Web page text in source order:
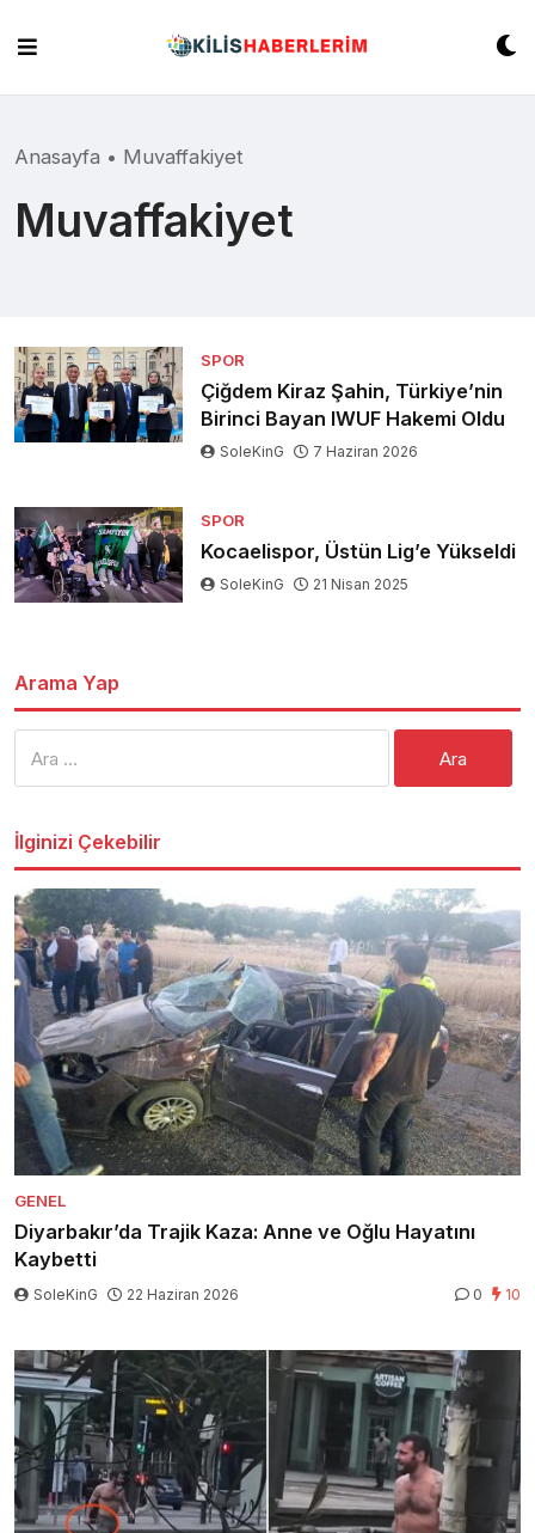
content
Anasayfa • Muvaffakiyet
Muvaffakiyet
SPOR
Çiğdem Kiraz Şahin, Türkiye’nin
Birinci Bayan IWUF Hakemi Oldu
SoleKinG 7 Haziran 2026
SPOR
Kocaelispor, Üstün Lig’e Yükseldi
SoleKinG 21 Nisan 2025
Arama Yap
İlginizi Çekebilir
GENEL
Diyarbakır’da Trajik Kaza: Anne ve Oğlu Hayatını
Kaybetti
SoleKinG 22 Haziran 2026 0 10